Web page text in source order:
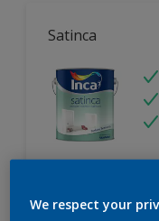
Satinca
We respect your